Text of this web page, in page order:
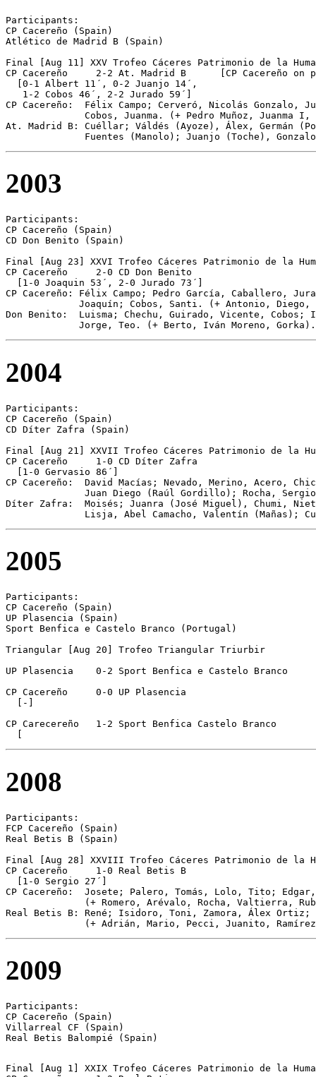
Participants:
CP Cacereño (Spain)
Atlético de Madrid B (Spain)
Final [Aug 11] XXV Trofeo Cáceres Patrimonio de la
CP Cacereño	2-2 At. Madrid B      [CP Cacereño on pen.]
  [0-1 Albert 11´, 0-2 Juanjo 14´,
   1-2 Cobos 46´, 2-2 Jurado 59´]
CP Cacereño:  Félix Campo; Cerveró, Nicolás
Cobos, Juanma. (+ Pedro Muñoz, Juanma
At. Madrid B: Cuéllar; Váldés (Ayoze), Álex, Germán
Fuentes (Manolo); Juanjo (Toche),
2003
Participants:
CP Cacereño (Spain)
CD Don Benito (Spain)
Final [Aug 23] XXVI Trofeo Cáceres Patrimonio de la
CP Cacereño	2-0 CD Don Benito
  [1-0 Joaquin 53´, 2-0 Jurado 73´]
CP Cacereño: Félix Campo; Pedro García, Caballero,
Joaquín; Cobos, Santi. (+ Antonio,
Don Benito:  Luisma; Chechu, Guirado, Vicente, Cobos;
             Jorge, Teo. (+ Berto, Iván Moreno, Gorka).
2004
Participants:
CP Cacereño (Spain)
CD Díter Zafra (Spain)
Final [Aug 21] XXVII Trofeo Cáceres Patrimonio de la
CP Cacereño	1-0 CD Díter Zafra
  [1-0 Gervasio 86´]
CP Cacereño:  David Macías; Nevado, Merino, Acero,
Juan Diego (Raúl Gordillo); Rocha,
Díter Zafra:  Moisés; Juanra (José Miguel), Chumi,
Lisja, Abel Camacho, Valentín (Mañas);
2005
Participants:
CP Cacereño (Spain)
UP Plasencia (Spain)
Sport Benfica e Castelo Branco (Portugal)
Triangular [Aug 20] Trofeo Triangular Triurbir
UP Plasencia	0-2 Sport Benfica e Castelo Branco
CP Cacereño	0-0 UP Plasencia
  [-]
CP Carecereño	1-2 Sport Benfica Castelo Branco
2008
Participants:
FCP Cacereño (Spain)
Real Betis B (Spain)
Final [Aug 28] XXVIII Trofeo Cáceres Patrimonio de la
CP Cacereño	1-0 Real Betis B
  [1-0 Sergio 27´]
CP Cacereño:  Josete; Palero, Tomás, Lolo, Tito;
(+ Romero, Arévalo, Rocha, Valtierra,
Real Betis B: René; Isidoro, Toni, Zamora, Álex Ortiz;
(+ Adrián, Mario, Pecci, Juanito,
2009
Participants:
CP Cacereño (Spain)
Villarreal CF (Spain)
Real Betis Balompié (Spain)
Final [Aug 1] XXIX Trofeo Cáceres Patrimonio de la